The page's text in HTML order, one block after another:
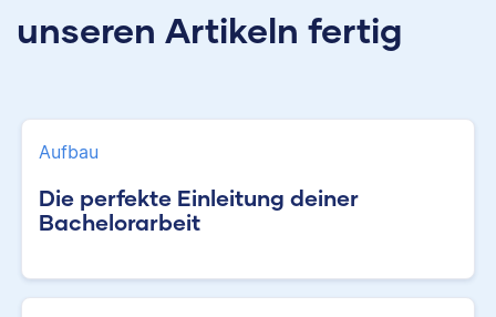
unseren Artikeln fertig
Aufbau
Die perfekte Einleitung deiner
Bachelorarbeit